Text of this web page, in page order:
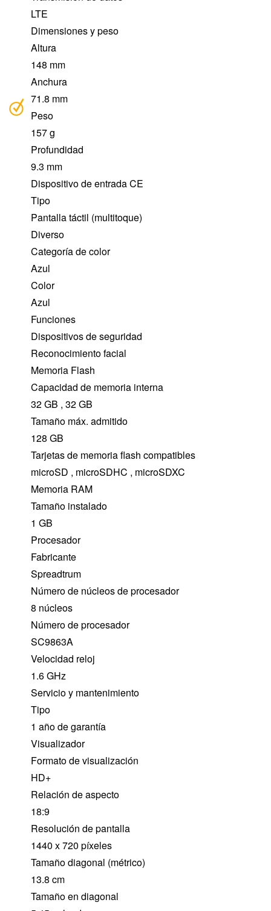
LTE
Dimensiones y peso
Altura
148 mm
Anchura
71.8 mm
Peso
157 g
Profundidad
9.3 mm
Dispositivo de entrada CE
Tipo
Pantalla táctil (multitoque)
Diverso
Categoría de color
Azul
Color
Azul
Funciones
Dispositivos de seguridad
Reconocimiento facial
Memoria Flash
Capacidad de memoria interna
32 GB , 32 GB
Tamaño máx. admitido
128 GB
Tarjetas de memoria flash compatibles
microSD , microSDHC , microSDXC
Memoria RAM
Tamaño instalado
1 GB
Procesador
Fabricante
Spreadtrum
Número de núcleos de procesador
8 núcleos
Número de procesador
SC9863A
Velocidad reloj
1.6 GHz
Servicio y mantenimiento
Tipo
1 año de garantía
Visualizador
Formato de visualización
HD+
Relación de aspecto
18:9
Resolución de pantalla
1440 x 720 píxeles
Tamaño diagonal (métrico)
13.8 cm
Tamaño en diagonal